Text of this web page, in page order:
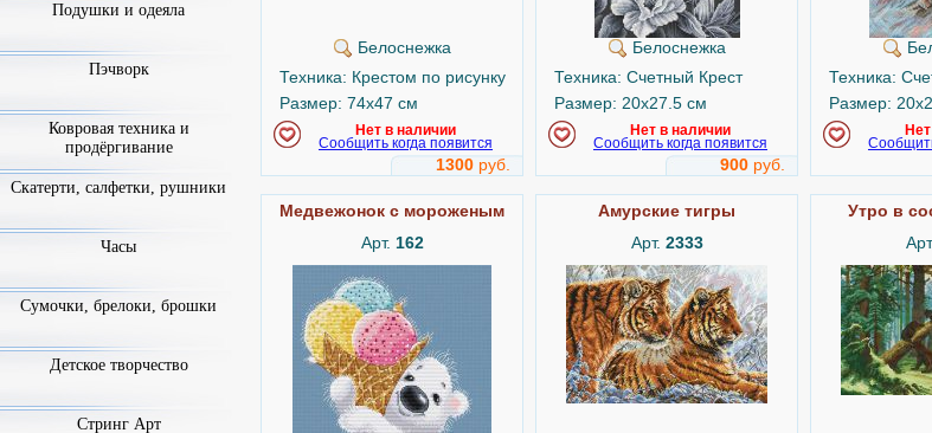
Белоснежка
Техника: Крестом по рисунку
Размер: 74x47 см
Нет в наличии
Сообщить когда появится
1300 руб.
Белоснежка
Техника: Счетный Крест
Размер: 20x27.5 см
Нет в наличии
Сообщить когда появится
900 руб.
Техника:
Размер:
Медвежонок с мороженым
Арт. 162
Амурские тигры
Арт. 2333
Утро в
Подушки и одеяла
Пэчворк
Ковровая техника и
продёргивание
Скатерти, салфетки, рушники
Часы
Сумочки, брелоки, брошки
Детское творчество
Стринг Арт